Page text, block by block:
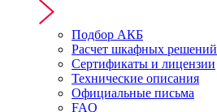
Подбор АКБ
Расчет шкафных решений
Сертификаты и лицензии
Технические описания
Официальные письма
FAQ